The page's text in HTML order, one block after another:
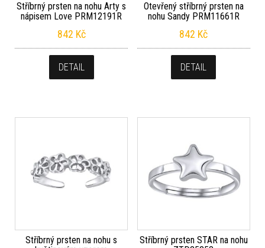
Stříbrný prsten na nohu Arty s
nápisem Love PRM12191R
842 Kč
DETAIL
Otevřený stříbrný prsten na
nohu Sandy PRM11661R
842 Kč
DETAIL
Stříbrný prsten na nohu s
Stříbrný prsten STAR na nohu